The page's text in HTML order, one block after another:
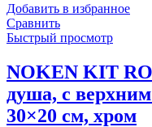
Добавить в избранное
Сравнить
Быстрый просмотр
NOKEN KIT
душа, с
30×20 см, хром